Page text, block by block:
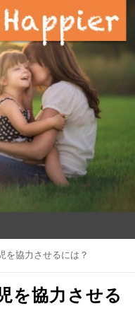
を協力させるには？
を協力させる